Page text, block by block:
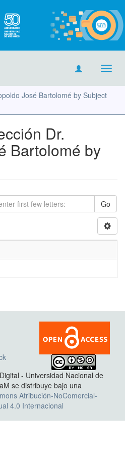
José Bartolomé by Subject
Dr.
Bartolomé by
Go
- Universidad Nacional de
se distribuye bajo una
Atribución-NoComercial-
4.0 Internacional